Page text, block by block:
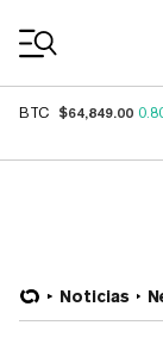
BTC $64,849.00
Noticias